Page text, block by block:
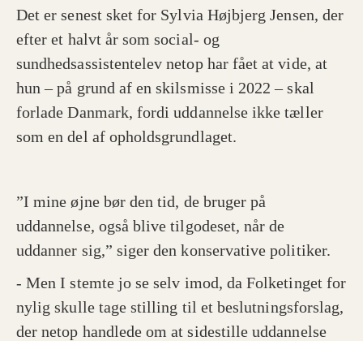
Det er senest sket for Sylvia Højbjerg Jensen, der
efter et halvt år som social- og
sundhedsassistentelev netop har fået at vide, at
hun – på grund af en skilsmisse i 2022 – skal
forlade Danmark, fordi uddannelse ikke tæller
som en del af opholdsgrundlaget.
”I mine øjne bør den tid, de bruger på
uddannelse, også blive tilgodeset, når de
uddanner sig,” siger den konservative politiker.
- Men I stemte jo se selv imod, da Folketinget for
nylig skulle tage stilling til et beslutningsforslag,
der netop handlede om at sidestille uddannelse